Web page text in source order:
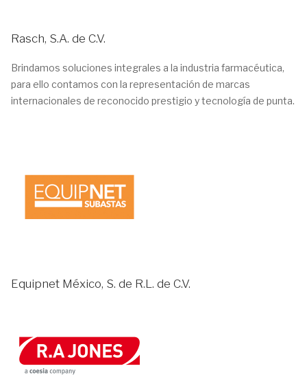
Rasch, S.A. de C.V.
Brindamos soluciones integrales a la industria farmacéutica,
para ello contamos con la representación de marcas
internacionales de reconocido prestigio y tecnología de punta.
Equipnet México, S. de R.L. de C.V.